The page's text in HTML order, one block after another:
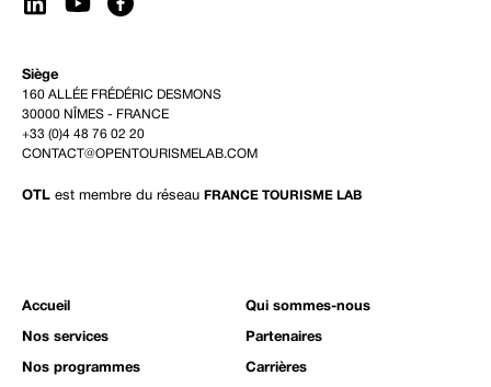
Siège
160 ALLÉE FRÉDÉRIC DESMONS
30000 NÎMES - FRANCE
+33 (0)4 48 76 02 20
CONTACT@OPENTOURISMELAB.COM
OTL est membre du réseau FRANCE TOURISME LAB
Accueil
Nos services
Nos programmes
Qui sommes-nous
Partenaires
Carrières